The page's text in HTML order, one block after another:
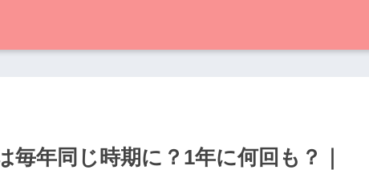
毎年同じ時期に？1年に何回も？｜